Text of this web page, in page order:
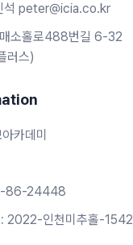
석 peter@icia.co.kr
소홀로488번길 6-32
러스)
카데미
86-24448
2022-인천미추홀-1542